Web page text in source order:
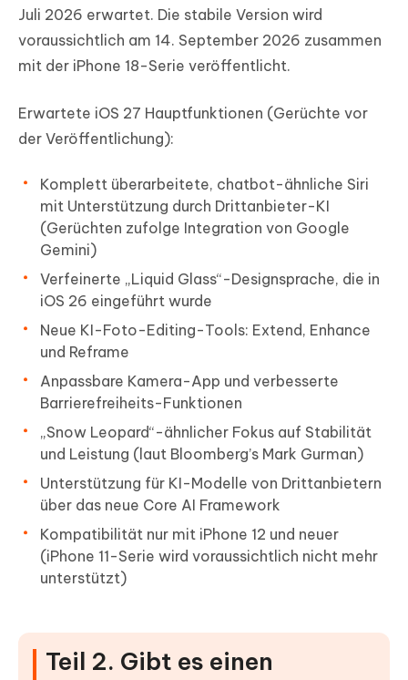
Juli 2026 erwartet. Die stabile Version wird
voraussichtlich am 14. September 2026 zusammen
mit der iPhone 18-Serie veröffentlicht.
Erwartete iOS 27 Hauptfunktionen (Gerüchte vor
der Veröffentlichung):
Komplett überarbeitete, chatbot-ähnliche Siri
mit Unterstützung durch Drittanbieter-KI
(Gerüchten zufolge Integration von Google
Gemini)
Verfeinerte „Liquid Glass“-Designsprache, die in
iOS 26 eingeführt wurde
Neue KI-Foto-Editing-Tools: Extend, Enhance
und Reframe
Anpassbare Kamera-App und verbesserte
Barrierefreiheits-Funktionen
„Snow Leopard“-ähnlicher Fokus auf Stabilität
und Leistung (laut Bloomberg’s Mark Gurman)
Unterstützung für KI-Modelle von Drittanbietern
über das neue Core AI Framework
Kompatibilität nur mit iPhone 12 und neuer
(iPhone 11-Serie wird voraussichtlich nicht mehr
unterstützt)
Teil 2. Gibt es einen